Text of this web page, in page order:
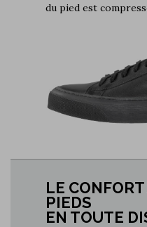
du pied est
LE
PIEDS
EN TOUTE